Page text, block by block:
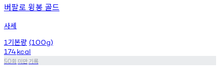
버팔로 윙봉 골드
사세
1 기본량 (100g)
174kcal
50회 미만기록